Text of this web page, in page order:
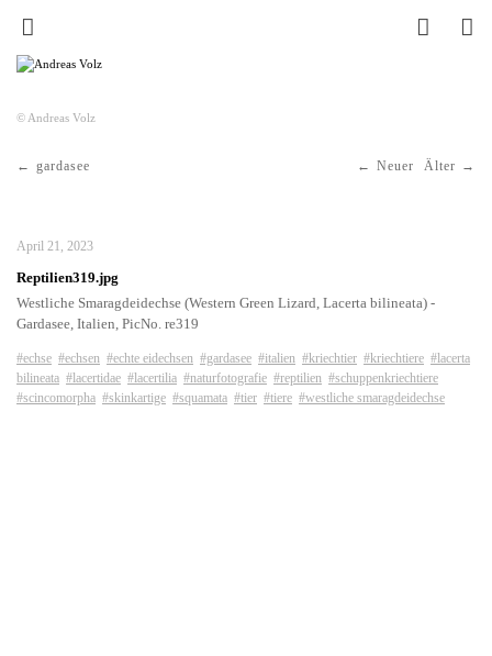
© Andreas Volz
Neuer Älter
gardasee
April 21, 2023
Reptilien319.jpg
Westliche Smaragdeidechse (Western Green Lizard, Lacerta bilineata) -
Gardasee, Italien, PicNo. re319
#echse #echsen #echte eidechsen #gardasee #italien #kriechtier #kriechtiere #lacerta
bilineata #lacertidae #lacertilia #naturfotografie #reptilien #schuppenkriechtiere
#scincomorpha #skinkartige #squamata #tier #tiere #westliche smaragdeidechse